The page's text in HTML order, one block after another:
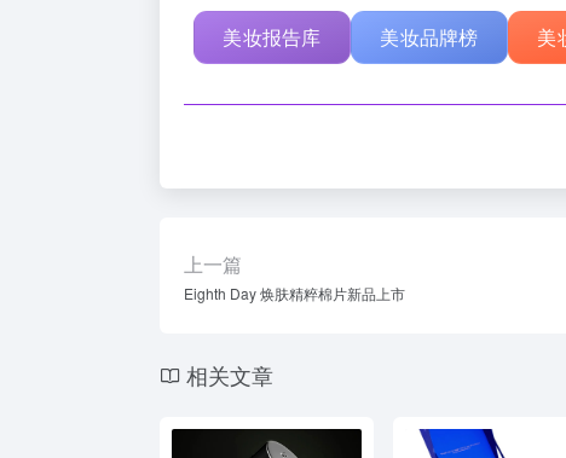
美妆报告库 美妆品牌榜 美
上一篇
Eighth Day 焕肤精粹棉片新品上市
相关文章